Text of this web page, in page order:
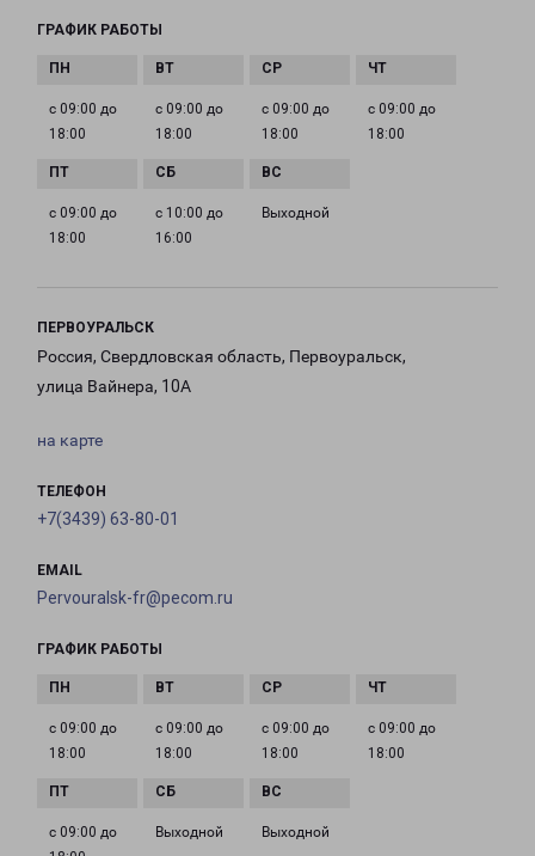
ГРАФИК РАБОТЫ
с 09:00 до
18:00
с 09:00 до
18:00
с 09:00 до
18:00
с 09:00 до
18:00
с 09:00 до
18:00
с 10:00 до
16:00
Выходной
ПЕРВОУРАЛЬСК
Россия, Свердловская область, Первоуральск,
улица Вайнера, 10А
на карте
ТЕЛЕФОН
+7(3439) 63-80-01
EMAIL
Pervouralsk-fr@pecom.ru
ГРАФИК РАБОТЫ
с 09:00 до
18:00
с 09:00 до
18:00
с 09:00 до
18:00
с 09:00 до
18:00
с 09:00 до
Выходной Выходной